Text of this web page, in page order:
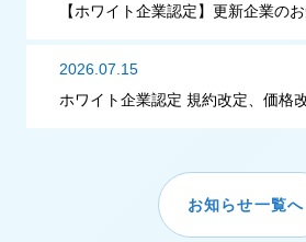
【ホワイト企業認定】更新企業の
2026.07.15
ホワイト企業認定 規約改定、価格
お知らせ一覧へ